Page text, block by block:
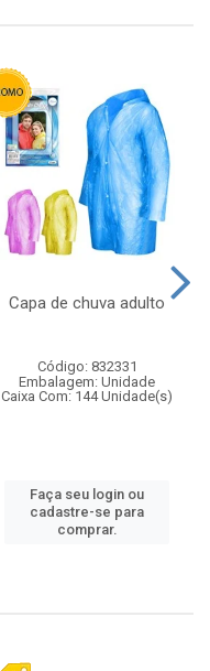
Capa de chuva adulto
Código: 832331
Embalagem: Unidade
Caixa Com: 144 Unidade(s)
Faça seu login ou
cadastre-se para
comprar.